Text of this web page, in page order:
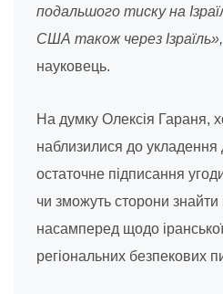
подальшого тиску на
США також через Ізраїль»,
науковець.
На думку Олексія Гараня,
наблизилися до
остаточне підписання
чи зможуть сторони знайти
насамперед щодо
регіональних безпекових